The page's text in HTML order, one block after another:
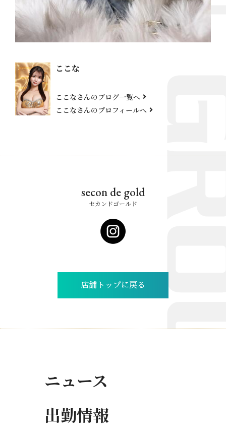
ここな
ここなさんのブログ一覧へ
ここなさんのプロフィールへ
secon de gold
セカンドゴールド
店舗トップに戻る
ニュース
出勤情報